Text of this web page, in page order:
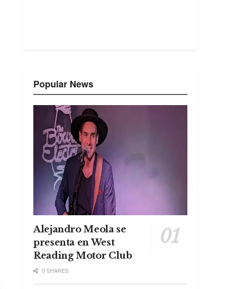
Popular News
Alejandro Meola se
presenta en West
Reading Motor Club
0 SHARES